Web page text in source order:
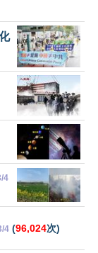
4
4 (96,024次)